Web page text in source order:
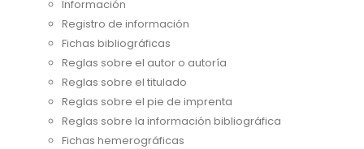
Información
Registro de información
Fichas bibliográficas
Reglas sobre el autor o autoría
Reglas sobre el titulado
Reglas sobre el pie de imprenta
Reglas sobre la información bibliográfica
Fichas hemerográficas